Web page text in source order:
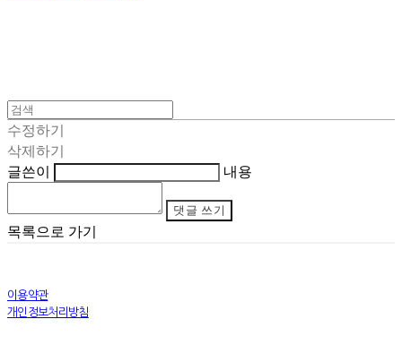
수정하기
삭제하기
글쓴이
내용
댓글 쓰기
목록으로 가기
이용약관
개인정보처리방침